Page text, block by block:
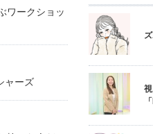
ワークショッ
ャーズ